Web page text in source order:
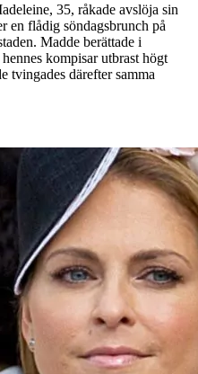
35, råkade avslöja sin
en flådig söndagsbrunch på
Madde berättade i
kompisar utbrast högt
därefter samma